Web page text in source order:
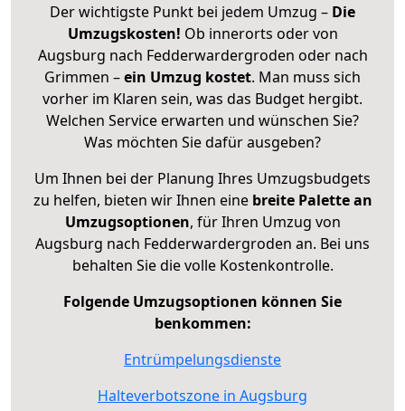
Der wichtigste Punkt bei jedem Umzug – Die
Umzugskosten! Ob innerorts oder von
Augsburg nach Fedderwardergroden oder nach
Grimmen –ein Umzug kostet. Man muss sich
vorher im Klaren sein, was das Budget hergibt.
Welchen Service erwarten und wünschen Sie?
Was möchten Sie dafür ausgeben?
Um Ihnen bei der Planung Ihres Umzugsbudgets
zu helfen, bieten wir Ihnen eine breite Palette an
Umzugsoptionen, für Ihren Umzug von
Augsburg nach Fedderwardergroden an. Bei uns
behalten Sie die volle Kostenkontrolle.
Folgende Umzugsoptionen können Sie
benkommen:
Entrümpelungsdienste
Halteverbotszone in Augsburg